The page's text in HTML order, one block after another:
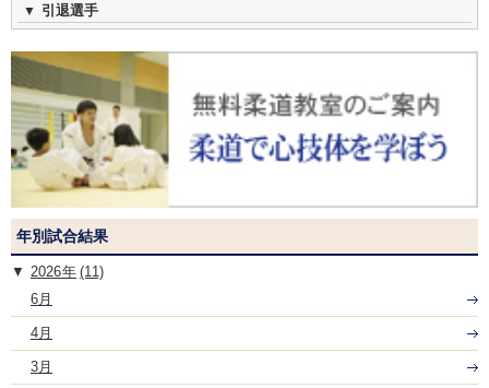
引退選手
年別試合結果
2026
(11)
6月
4月
3月